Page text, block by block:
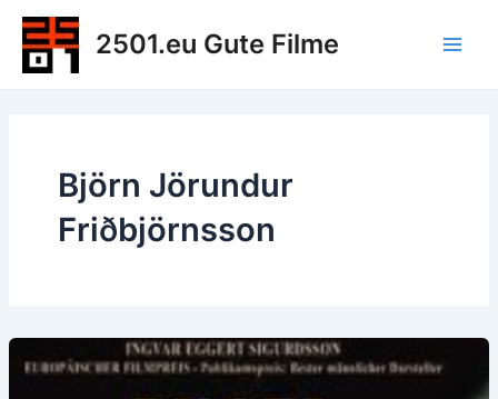
Zum
Inhalt
springen
2501.eu Gute Filme
Björn Jörundur
Friðbjörnsson